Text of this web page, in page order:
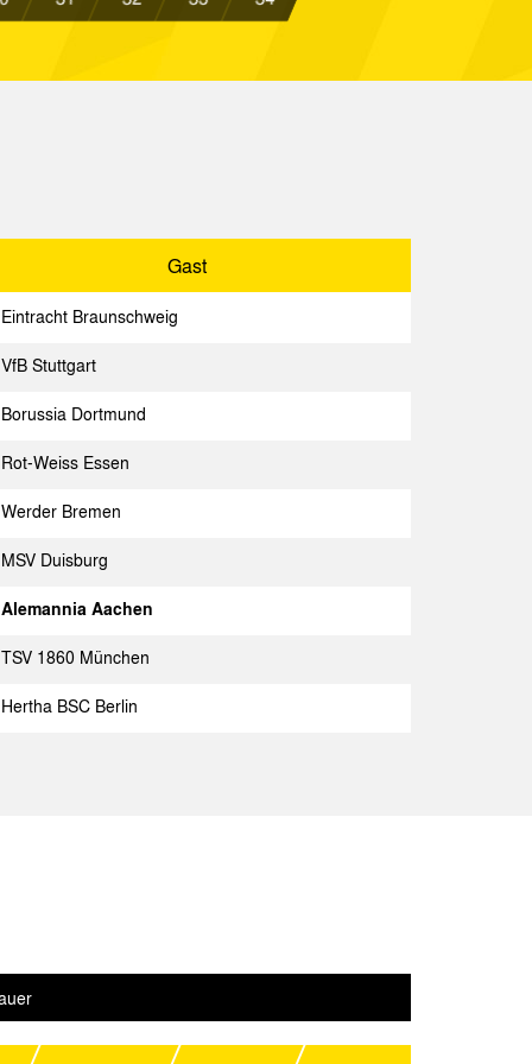
Gast Spielbericht
Spielbericht
Spielbericht
Spielbericht
Gast
Eintracht Braunschweig
VfB Stuttgart
Borussia Dortmund
Rot-Weiss Essen
Werder Bremen
MSV Duisburg
Alemannia Aachen
TSV 1860 München
Hertha BSC Berlin